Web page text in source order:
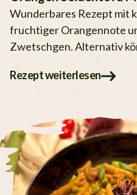
Wunderbares Rezept mit
fruchtiger Orangennote
Zwetschgen. Alternativ
Rezept weiterlesen